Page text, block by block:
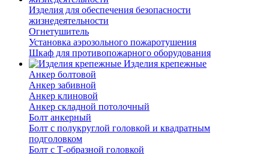
Изделия для обеспечения безопасности
жизнедеятельности
Огнетушитель
Установка аэрозольного пожаротушения
Шкаф для противопожарного оборудования
Изделия крепежные
Анкер болтовой
Анкер забивной
Анкер клиновой
Анкер складной потолочный
Болт анкерный
Болт с полукруглой головкой и квадратным
подголовком
Болт с Т-образной головкой